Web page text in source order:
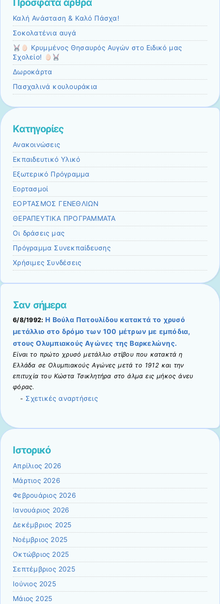
Πρόσφατα άρθρα
Καλή Ανάσταση & Καλό Πάσχα!
Σοκολατένια αυγά
Κρυμμένος Θησαυρός Αυγών στο Ειδικό μας
Σχολείο!
Δωροκάρτα
Πασχαλινά κουλουράκια
Kατηγορίες
Ανακοινώσεις
Εκπαιδευτικό Υλικό
Εξωτερικό Πρόγραμμα
Εορτασμοί
ΕΟΡΤΑΣΜΟΣ ΓΕΝΕΘΛΙΩΝ
ΘΕΡΑΠΕΥΤΙΚΑ ΠΡΟΓΡΑΜΜΑΤΑ
Οι δράσεις μας
Πρόγραμμα Συνεκπαίδευσης
Χρήσιμες Συνδέσεις
Σαν σήμερα
6/8/1992: Η Βούλα Πατουλίδου κατακτά το χρυσό
μετάλλιο στο δρόμο των 100 μέτρων με εμπόδια,
στους Ολυμπιακούς Αγώνες της Βαρκελώνης.
Είναι το πρώτο χρυσό μετάλλιο στίβου που κατακτά η
Ελλάδα σε Ολυμπιακούς Αγώνες μετά το 1912 και την
επιτυχία του Κώστα Τσικλητήρα στο άλμα εις μήκος άνευ
φόρας.
- Σχετικές αναρτήσεις
Ιστορικό
Απρίλιος 2026
Μάρτιος 2026
Φεβρουάριος 2026
Ιανουάριος 2026
Δεκέμβριος 2025
Νοέμβριος 2025
Οκτώβριος 2025
Σεπτέμβριος 2025
Ιούνιος 2025
Μάιος 2025